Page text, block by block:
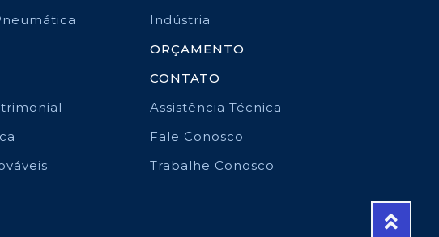
Indústria
ORÇAMENTO
CONTATO
Assistência Técnica
Fale Conosco
Trabalhe Conosco